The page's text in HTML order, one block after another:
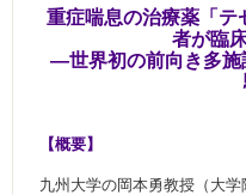
重症喘息の治療薬「テ
者が臨
―世界初の前向き多施
【概要】
九州大学の岡本勇教授（大学